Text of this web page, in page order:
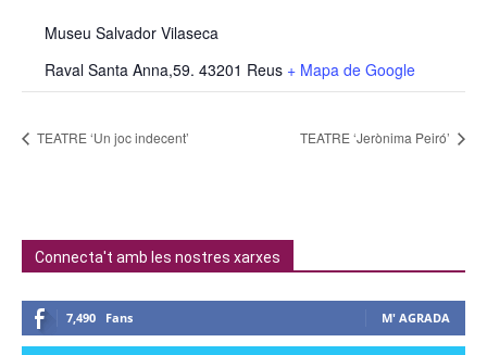
Museu Salvador Vilaseca
Raval Santa Anna,59. 43201 Reus + Mapa de Google
TEATRE ‘Un joc indecent’ TEATRE ‘Jerònima Peiró’
Connecta't amb les nostres xarxes
7,490 Fans M' AGRADA